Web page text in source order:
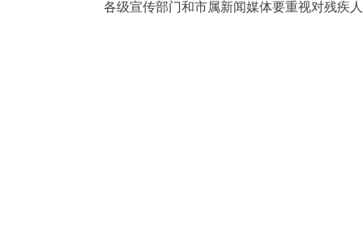
各级宣传部门和市属新闻媒体要重视对残疾人